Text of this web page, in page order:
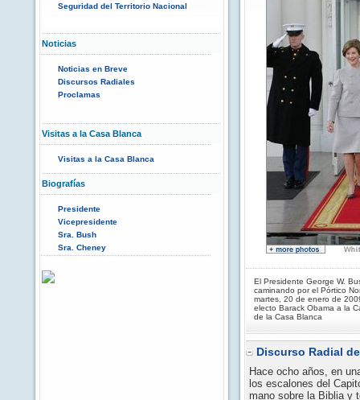
Seguridad del Territorio Nacional
Noticias
Noticias en Breve
Discursos Radiales
Proclamas
Visitas a la Casa Blanca
Visitas a la Casa Blanca
Biografías
Presidente
Vicepresidente
Sra. Bush
Sra. Cheney
El Presidente George W.
caminando por el Pórtico
martes, 20 de enero de
electo Barack Obama a la
de la Casa Blanca
Discurso Radial
Hace ocho años, en
los escalones del
mano sobre la Biblia y